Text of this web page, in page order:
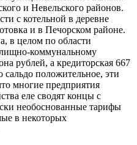
и Невельского районов.
с котельной в деревне
и в Печорском районе.
в целом по области
коммунальному
рублей, а кредиторская 667
положительное, эти
многие предприятия
еле сводят концы с
необоснованные тарифы
в некоторых